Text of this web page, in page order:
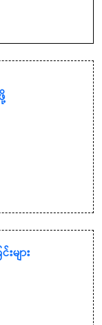
များ